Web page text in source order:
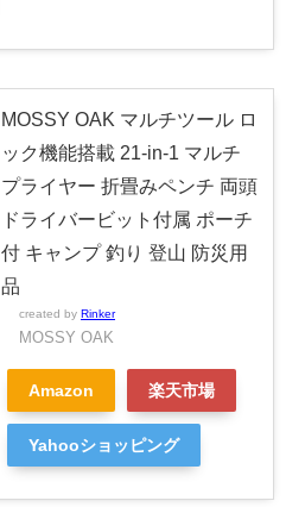
MOSSY OAK マルチツール ロ
ック機能搭載 21-in-1 マルチ
プライヤー 折畳みペンチ 両頭
ドライバービット付属 ポーチ
付 キャンプ 釣り 登山 防災用
品
created by Rinker
MOSSY OAK
Amazon 楽天市場
Yahooショッピング